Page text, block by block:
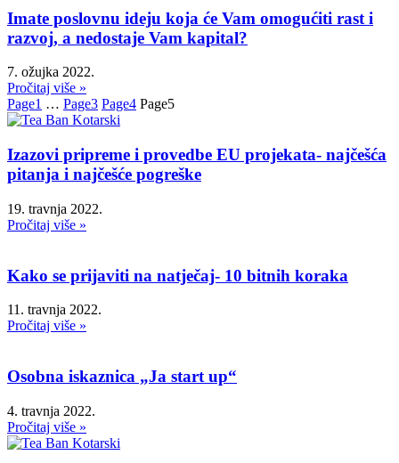
Imate poslovnu ideju koja će Vam omogućiti rast i
razvoj, a nedostaje Vam kapital?
7. ožujka 2022.
Pročitaj više »
Page1 … Page3 Page4 Page5
Izazovi pripreme i provedbe EU projekata- najčešća
pitanja i najčešće pogreške
19. travnja 2022.
Pročitaj više »
Kako se prijaviti na natječaj- 10 bitnih koraka
11. travnja 2022.
Pročitaj više »
Osobna iskaznica „Ja start up“
4. travnja 2022.
Pročitaj više »